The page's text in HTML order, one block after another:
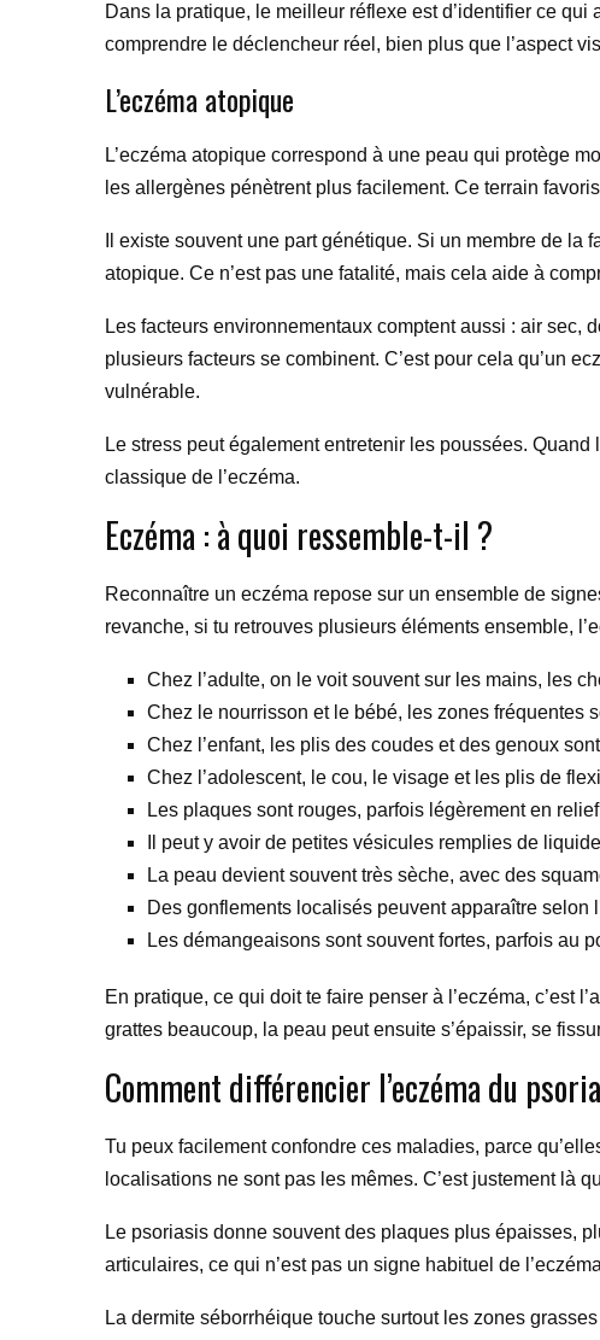
Dans la pratique, le meilleur réflexe est d’identifier ce
comprendre le déclencheur réel, bien plus que l’aspect
L’eczéma atopique
L’eczéma atopique correspond à une peau qui protège
les allergènes pénètrent plus facilement. Ce terrain
Il existe souvent une part génétique. Si un membre de la
atopique. Ce n’est pas une fatalité, mais cela aide à
Les facteurs environnementaux comptent aussi : air sec,
plusieurs facteurs se combinent. C’est pour cela qu’un
vulnérable.
Le stress peut également entretenir les poussées.
classique de l’eczéma.
Eczéma : à quoi ressemble-t-il ?
Reconnaître un eczéma repose sur un ensemble de
revanche, si tu retrouves plusieurs éléments ensemble,
Chez l’adulte, on le voit souvent sur les mains, les
Chez le nourrisson et le bébé, les zones fréquentes
Chez l’enfant, les plis des coudes et des genoux
Chez l’adolescent, le cou, le visage et les plis de
Les plaques sont rouges, parfois légèrement en
Il peut y avoir de petites vésicules remplies de
La peau devient souvent très sèche, avec des
Des gonflements localisés peuvent apparaître selon
Les démangeaisons sont souvent fortes, parfois au
En pratique, ce qui doit te faire penser à l’eczéma, c’est
grattes beaucoup, la peau peut ensuite s’épaissir, se
Comment différencier l’eczéma du
Tu peux facilement confondre ces maladies, parce
localisations ne sont pas les mêmes. C’est justement là
Le psoriasis donne souvent des plaques plus épaisses,
articulaires, ce qui n’est pas un signe habituel de
La dermite séborrhéique touche surtout les zones